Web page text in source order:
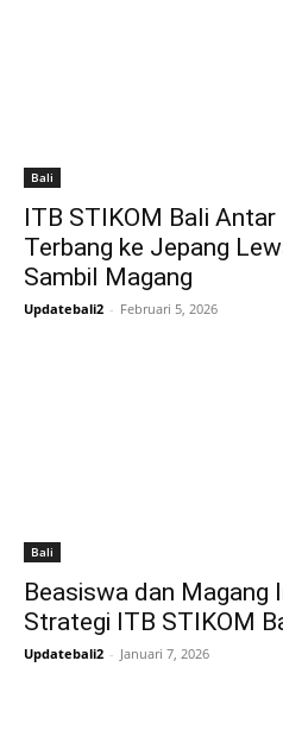
Bali
ITB STIKOM Bali
Terbang ke Jepang
Sambil Magang
Updatebali2 - Februari 5, 2026
Bali
Beasiswa dan Magang
Strategi ITB STIKOM
Updatebali2 - Januari 7, 2026